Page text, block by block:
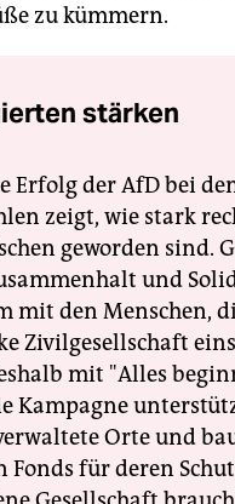
zu kümmern.
stärken
Erfolg der AfD bei
zeigt, wie stark
geworden sind.
und
mit den Menschen,
Zivilgesellschaft
mit "Alles
Kampagne
Orte und
Fonds für deren